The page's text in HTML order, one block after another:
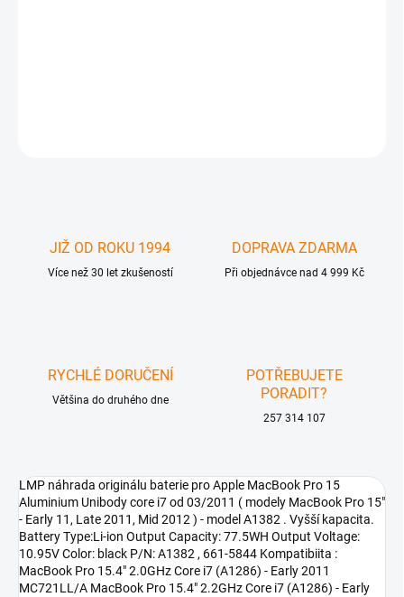
JIŽ OD ROKU 1994
Více než 30 let zkušeností
DOPRAVA ZDARMA
Při objednávce nad 4 999 Kč
RYCHLÉ DORUČENÍ
Většina do druhého dne
POTŘEBUJETE
PORADIT?
257 314 107
LMP náhrada originálu baterie pro Apple MacBook Pro 15
Aluminium Unibody core i7 od 03/2011 ( modely MacBook Pro 15"
- Early 11, Late 2011, Mid 2012 ) - model A1382 . Vyšší kapacita.
Battery Type:Li-ion Output Capacity: 77.5WH Output Voltage:
10.95V Color: black P/N: A1382 , 661-5844 Kompatibiita :
MacBook Pro 15.4" 2.0GHz Core i7 (A1286) - Early 2011
MC721LL/A MacBook Pro 15.4" 2.2GHz Core i7 (A1286) - Early